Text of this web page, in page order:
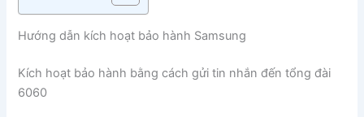
Hướng dẫn kích hoạt bảo hành Samsung
Kích hoạt bảo hành bằng cách gửi tin nhắn đến tổng đài
6060